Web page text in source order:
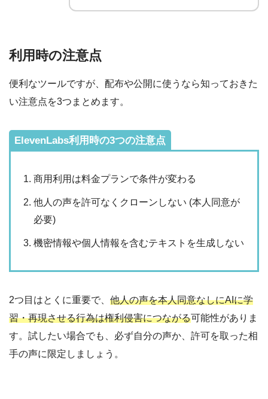
利用時の注意点
便利なツールですが、配布や公開に使うなら知っておきた
い注意点を3つまとめます。
ElevenLabs利用時の3つの注意点
商用利用は料金プランで条件が変わる
他人の声を許可なくクローンしない (本人同意が
必要)
機密情報や個人情報を含むテキストを生成しない
2つ目はとくに重要で、 他人の声を本人同意なしにAIに学
習・再現させる行為は権利侵害につながる可能性がありま
す。試したい場合でも、必ず自分の声か、許可を取った相
手の声に限定しましょう。